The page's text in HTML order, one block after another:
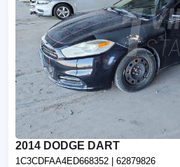
2014 DODGE DART
1C3CDFAA4ED668352 | 62879826